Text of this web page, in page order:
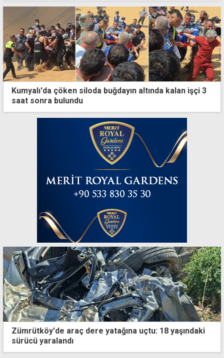
Kumyalı'da çöken siloda buğdayın altında kalan işçi 3
saat sonra bulundu
Zümrütköy'de araç dere yatağına uçtu: 18 yaşındaki
sürücü yaralandı